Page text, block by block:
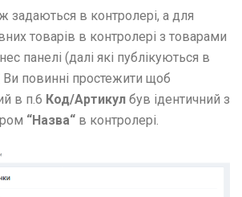
задаються в контролері, а для
товарів в контролері з товарами
панелі (далі які публікуються в
повинні простежити щоб
в п.6 Код/Артикул був ідентичний з
“Назва“ в контролері.